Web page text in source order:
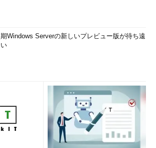
Windows Serverの新しいプレビュー版が待ち遠